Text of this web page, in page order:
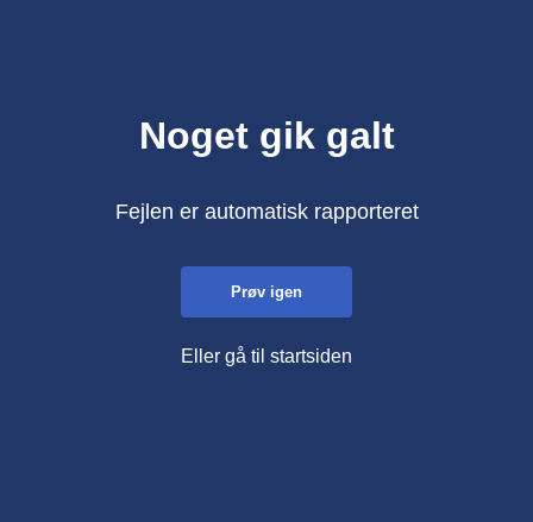
Noget gik galt
Fejlen er automatisk rapporteret
Prøv igen
Eller gå til startsiden